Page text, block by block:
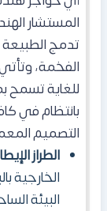
المستشار
تدمج الطبيعة
الفخمة،
للغاية تسمح
بانتظام في
التصميم
الطراز
الخارجية
البيئة